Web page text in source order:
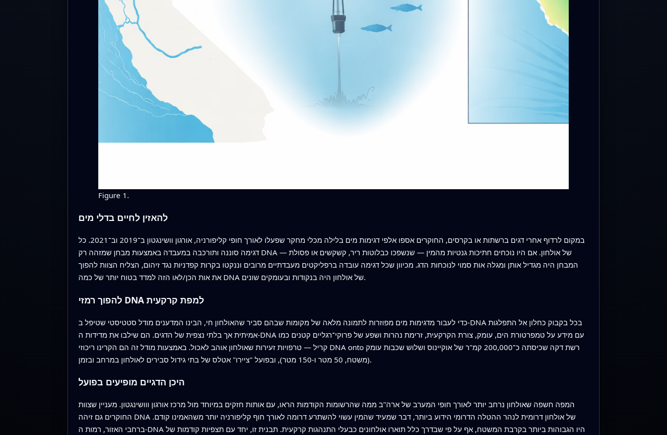
Figure 1.
להאזין לחיים בדלי מים
במקום לרדוף אחרי דגים ברשתות או בקרסים, החוקרים אספו אלפי דגימות מים בלילה מכלי מחקר שפעלו לאורך חופי קליפורניה, אורגון וושינגטון ב־2019 וב־2021. כל
דגימה סוננה ותורכבה במעבדה באמצעות מבחן שמזהה רק DNA של אולחון. אם היו נוכחים חתיכות גנטיות מהמין — שנשפכו כבלוטות ריר, קשקשים או פסולת —
המבחן היה מגדיל אותן ומגלה אות סמוי לנוכחות הדג. מכיוון שכל דגימה עובדה ברפליקטים מעבדתיים מרובים וננקטו בקרות קפדניות נגד זיהום, הצליח הצוות להפוך
את אות הכן/לאו הזה למדד בטוח יותר של כמה DNA של אולחון היה בנקודות ובעומקים שונים.
להפוך רמזי DNA למפת קרקעית
כדי לעבור מדגימות מים מפוזרות לתמונה מלאה של מקומות שבהם סביר שהאולחון חי, הבינו המדענים מודל סטטיסטי שטיפל ב‑DNA בכל בקבוק כחלון אל התפלגות
אמיתית אך בלתי נצפית של הדגים. הם שילבו את מדידות ה‑DNA עם מידע על טמפרטורת הים, עומק, צורת הקרקעית, זרימת נהרות ושפע של פרוקי־רגליים קטנים כמו
קריל — טרפויות זעירות שאולחון אוהב לאכול. באמצעות מודל זה הם הקרינו ריכוזי DNA onto רשת דקה שכיסתה כ־200,000 קמ"ר של אוקיינוס ושלוש שכבות עומק
(משטח, 50 מטר ו‑150 מטר), ובפועל "ציירו" אטלס של בתי גידול סבירים לאולחון במרחב ובזמן.
היכן הדגיים מופיעים בפועל
המפה חשפה שאולחון נרחב יותר לאורך חופי המערב של ארה"ב ממה שהרשומות הקודמות הראו, עם אותות חזקים במיוחד מול מרכז אורגון ווושינגטון. מעניין שצוות
החוקרים גם זיהה DNA של אולחון דרומית לנהר ההטלה הדרומי הידוע ביותר, דבר שמעיד שהמין עשוי להשתרע דרומה לאורך חוף קליפורניה יותר משהאמינו קודם.
ברחבי האזור, רמות ה‑DNA היו הגבוהות ביותר בקרבת המשטח, אף על פי שבדרך כלל תוארו אולחונים כבעלי התנהגות קרקעית. תבנית זו, יחד עם תצפיות קודמות של